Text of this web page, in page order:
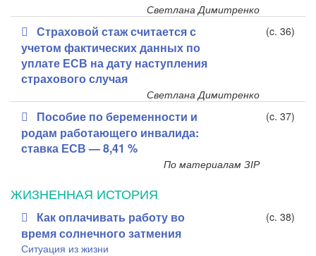
Светлана Димитренко
Страховой стаж считается с
учетом фактических данных по
уплате ЕСВ на дату наступления
страхового случая
(c. 36)
Светлана Димитренко
Пособие по беременности и
родам работающего инвалида:
ставка ЕСВ — 8,41 %
(c. 37)
По материалам ЗІР
ЖИЗНЕННАЯ ИСТОРИЯ
Как оплачивать работу во
время солнечного затмения
(c. 38)
Ситуация из жизни